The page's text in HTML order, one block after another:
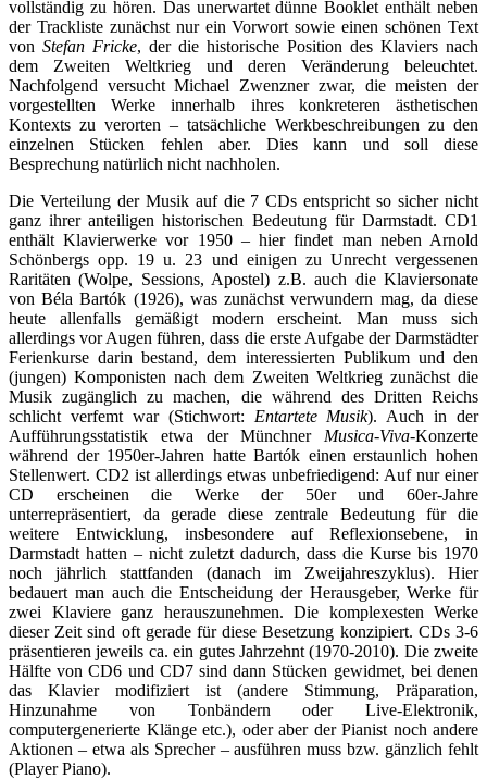
vollständig zu hören. Das unerwartet dünne Booklet enthält neben
der Trackliste zunächst nur ein Vorwort sowie einen schönen Text
von Stefan Fricke, der die historische Position des Klaviers nach
dem Zweiten Weltkrieg und deren Veränderung beleuchtet.
Nachfolgend versucht Michael Zwenzner zwar, die meisten der
vorgestellten Werke innerhalb ihres konkreteren ästhetischen
Kontexts zu verorten – tatsächliche Werkbeschreibungen zu den
einzelnen Stücken fehlen aber. Dies kann und soll diese
Besprechung natürlich nicht nachholen.
Die Verteilung der Musik auf die 7 CDs entspricht so sicher nicht
ganz ihrer anteiligen historischen Bedeutung für Darmstadt. CD1
enthält Klavierwerke vor 1950 – hier findet man neben Arnold
Schönbergs opp. 19 u. 23 und einigen zu Unrecht vergessenen
Raritäten (Wolpe, Sessions, Apostel) z.B. auch die Klaviersonate
von Béla Bartók (1926), was zunächst verwundern mag, da diese
heute allenfalls gemäßigt modern erscheint. Man muss sich
allerdings vor Augen führen, dass die erste Aufgabe der Darmstädter
Ferienkurse darin bestand, dem interessierten Publikum und den
(jungen) Komponisten nach dem Zweiten Weltkrieg zunächst die
Musik zugänglich zu machen, die während des Dritten Reichs
schlicht verfemt war (Stichwort: Entartete Musik). Auch in der
Aufführungsstatistik etwa der Münchner Musica-Viva-Konzerte
während der 1950er-Jahren hatte Bartók einen erstaunlich hohen
Stellenwert. CD2 ist allerdings etwas unbefriedigend: Auf nur einer
CD erscheinen die Werke der 50er und 60er-Jahre
unterrepräsentiert, da gerade diese zentrale Bedeutung für die
weitere Entwicklung, insbesondere auf Reflexionsebene, in
Darmstadt hatten – nicht zuletzt dadurch, dass die Kurse bis 1970
noch jährlich stattfanden (danach im Zweijahreszyklus). Hier
bedauert man auch die Entscheidung der Herausgeber, Werke für
zwei Klaviere ganz herauszunehmen. Die komplexesten Werke
dieser Zeit sind oft gerade für diese Besetzung konzipiert. CDs 3-6
präsentieren jeweils ca. ein gutes Jahrzehnt (1970-2010). Die zweite
Hälfte von CD6 und CD7 sind dann Stücken gewidmet, bei denen
das Klavier modifiziert ist (andere Stimmung, Präparation,
Hinzunahme von Tonbändern oder Live-Elektronik,
computergenerierte Klänge etc.), oder aber der Pianist noch andere
Aktionen – etwa als Sprecher – ausführen muss bzw. gänzlich fehlt
(Player Piano).